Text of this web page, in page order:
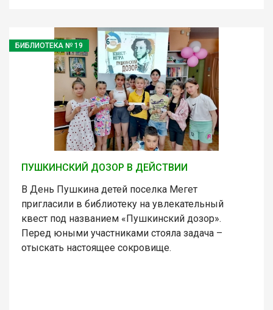
БИБЛИОТЕКА № 19
ПУШКИНСКИЙ ДОЗОР В ДЕЙСТВИИ
В День Пушкина детей поселка Мегет
пригласили в библиотеку на увлекательный
квест под названием «Пушкинский дозор».
Перед юными участниками стояла задача –
отыскать настоящее сокровище.